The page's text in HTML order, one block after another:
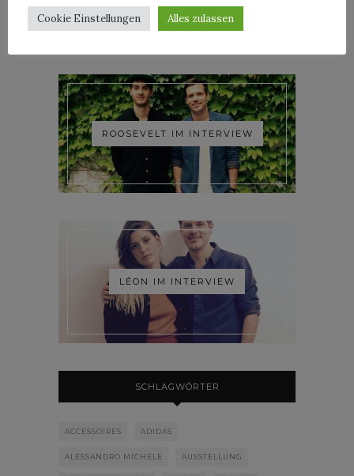
ROOSEVELT IM INTERVIEW
LÉON IM INTERVIEW
SCHLAGWÖRTER
ACCESSOIRES ADIDAS
ALESSANDRO MICHELE AUSSTELLUNG
Cookie Einstellungen Alles zulassen